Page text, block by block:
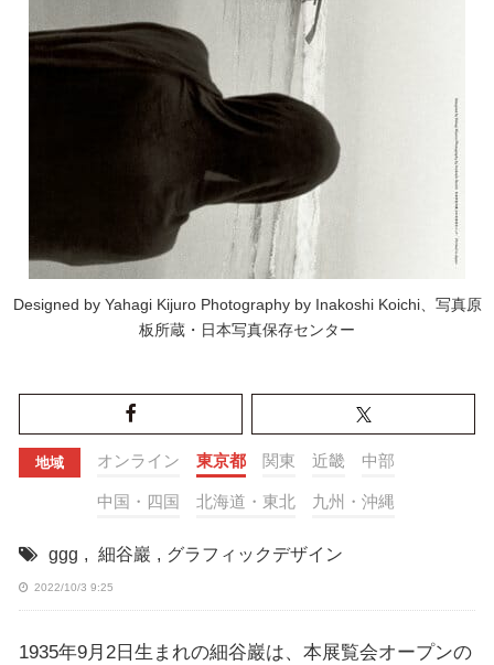
Designed by Yahagi Kijuro Photography by Inakoshi Koichi、写真原
板所蔵・日本写真保存センター
地域 オンライン 東京都 関東 近畿 中部
中国・四国 北海道・東北 九州・沖縄
ggg , 細谷巖 , グラフィックデザイン
2022/10/3 9:25
1935年9月2日生まれの細谷巖は、本展覧会オープンの